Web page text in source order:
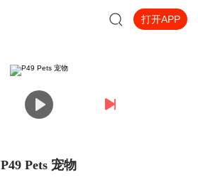
打开APP
P49 Pets 宠物